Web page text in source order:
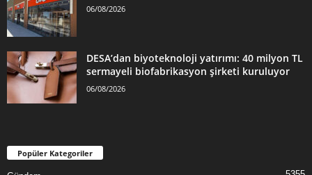
06/08/2026
DESA’dan biyoteknoloji yatırımı: 40 milyon TL
sermayeli biofabrikasyon şirketi kuruluyor
06/08/2026
Popüler Kategoriler